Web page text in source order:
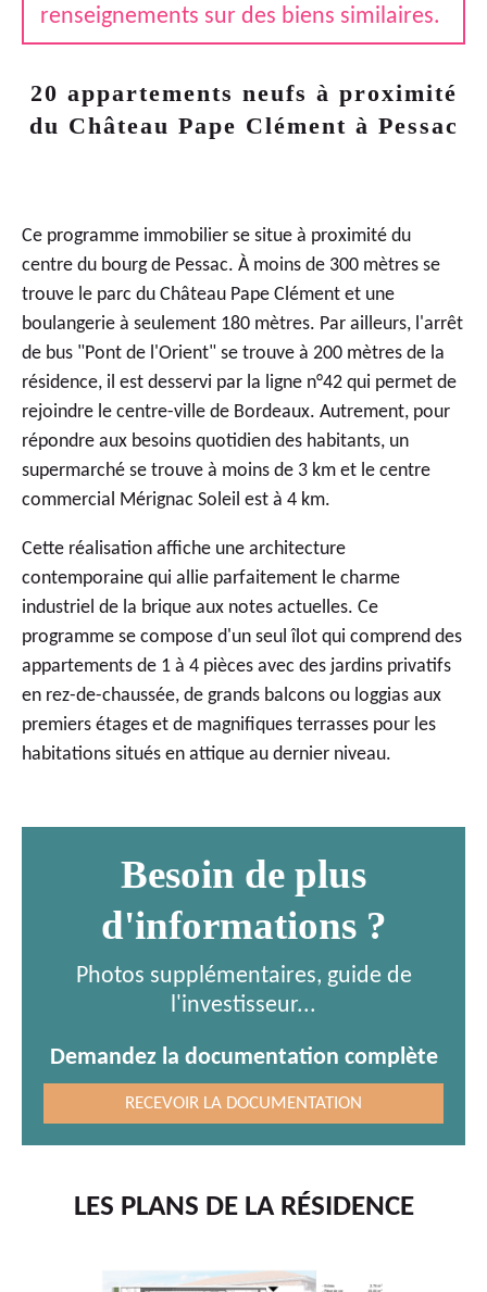
renseignements sur des biens similaires.
20 appartements neufs à proximité
du Château Pape Clément à Pessac
Ce programme immobilier se situe à proximité du
centre du bourg de Pessac. À moins de 300 mètres se
trouve le parc du Château Pape Clément et une
boulangerie à seulement 180 mètres. Par ailleurs, l'arrêt
de bus "Pont de l'Orient" se trouve à 200 mètres de la
résidence, il est desservi par la ligne n°42 qui permet de
rejoindre le centre-ville de Bordeaux. Autrement, pour
répondre aux besoins quotidien des habitants, un
supermarché se trouve à moins de 3 km et le centre
commercial Mérignac Soleil est à 4 km.
Cette réalisation affiche une architecture
contemporaine qui allie parfaitement le charme
industriel de la brique aux notes actuelles. Ce
programme se compose d'un seul îlot qui comprend des
appartements de 1 à 4 pièces avec des jardins privatifs
en rez-de-chaussée, de grands balcons ou loggias aux
premiers étages et de magnifiques terrasses pour les
habitations situés en attique au dernier niveau.
Besoin de plus
d'informations ?
Photos supplémentaires, guide de
l'investisseur...
Demandez la documentation complète
RECEVOIR LA DOCUMENTATION
LES PLANS DE LA RÉSIDENCE